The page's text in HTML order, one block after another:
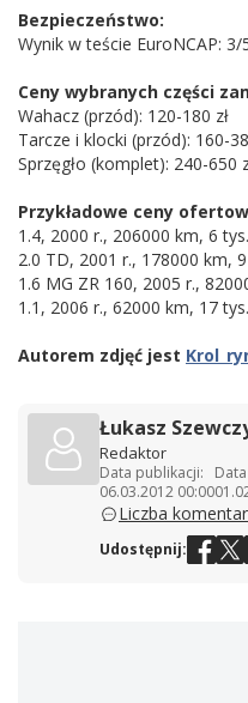
Bezpieczeństwo:
Wynik w teście EuroNCAP:
Ceny wybranych części
Wahacz (przód): 120-180 zł
Tarcze i klocki (przód): 160-
Sprzęgło (komplet): 240-650
Przykładowe ceny
1.4, 2000 r., 206000 km, 6
2.0 TD, 2001 r., 178000 km, 9
1.6 MG ZR 160, 2005 r.,
1.1, 2006 r., 62000 km, 17
Autorem zdjęć jest
Łukasz
Redaktor
Data publikacji:
06.03.2012 00:00
Liczba
Udostępnij: